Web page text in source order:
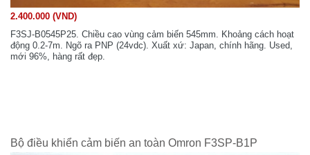
2.400.000 (VND)
F3SJ-B0545P25. Chiều cao vùng cảm biến 545mm. Khoảng cách hoạt
động 0.2-7m. Ngõ ra PNP (24vdc). Xuất xứ: Japan, chính hãng. Used,
mới 96%, hàng rất đẹp.
Bộ điều khiển cảm biến an toàn Omron F3SP-B1P